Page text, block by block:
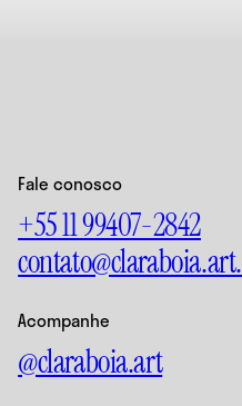
Fale conosco
+55 11 99407-2842
Fale conosco
+55 11 99407-2842
Acompanhe
@claraboia.art